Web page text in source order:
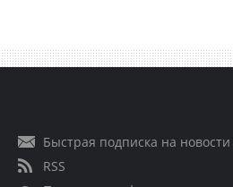
Быстрая подписка на новости
RSS